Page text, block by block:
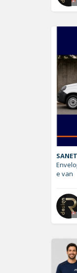
e van